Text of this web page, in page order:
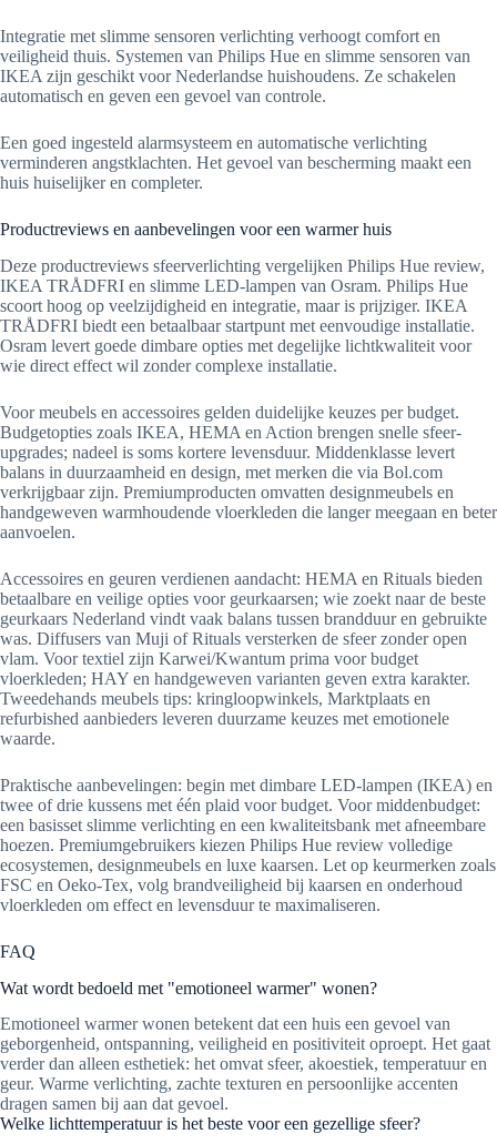
Integratie met slimme sensoren verlichting verhoogt comfort en
veiligheid thuis. Systemen van Philips Hue en slimme sensoren van
IKEA zijn geschikt voor Nederlandse huishoudens. Ze schakelen
automatisch en geven een gevoel van controle.
Een goed ingesteld alarmsysteem en automatische verlichting
verminderen angstklachten. Het gevoel van bescherming maakt een
huis huiselijker en completer.
Productreviews en aanbevelingen voor een warmer huis
Deze productreviews sfeerverlichting vergelijken Philips Hue review,
IKEA TRÅDFRI en slimme LED-lampen van Osram. Philips Hue
scoort hoog op veelzijdigheid en integratie, maar is prijziger. IKEA
TRÅDFRI biedt een betaalbaar startpunt met eenvoudige installatie.
Osram levert goede dimbare opties met degelijke lichtkwaliteit voor
wie direct effect wil zonder complexe installatie.
Voor meubels en accessoires gelden duidelijke keuzes per budget.
Budgetopties zoals IKEA, HEMA en Action brengen snelle sfeer-
upgrades; nadeel is soms kortere levensduur. Middenklasse levert
balans in duurzaamheid en design, met merken die via Bol.com
verkrijgbaar zijn. Premiumproducten omvatten designmeubels en
handgeweven warmhoudende vloerkleden die langer meegaan en beter
aanvoelen.
Accessoires en geuren verdienen aandacht: HEMA en Rituals bieden
betaalbare en veilige opties voor geurkaarsen; wie zoekt naar de beste
geurkaars Nederland vindt vaak balans tussen brandduur en gebruikte
was. Diffusers van Muji of Rituals versterken de sfeer zonder open
vlam. Voor textiel zijn Karwei/Kwantum prima voor budget
vloerkleden; HAY en handgeweven varianten geven extra karakter.
Tweedehands meubels tips: kringloopwinkels, Marktplaats en
refurbished aanbieders leveren duurzame keuzes met emotionele
waarde.
Praktische aanbevelingen: begin met dimbare LED-lampen (IKEA) en
twee of drie kussens met één plaid voor budget. Voor middenbudget:
een basisset slimme verlichting en een kwaliteitsbank met afneembare
hoezen. Premiumgebruikers kiezen Philips Hue review volledige
ecosystemen, designmeubels en luxe kaarsen. Let op keurmerken zoals
FSC en Oeko-Tex, volg brandveiligheid bij kaarsen en onderhoud
vloerkleden om effect en levensduur te maximaliseren.
FAQ
Wat wordt bedoeld met "emotioneel warmer" wonen?
Emotioneel warmer wonen betekent dat een huis een gevoel van
geborgenheid, ontspanning, veiligheid en positiviteit oproept. Het gaat
verder dan alleen esthetiek: het omvat sfeer, akoestiek, temperatuur en
geur. Warme verlichting, zachte texturen en persoonlijke accenten
dragen samen bij aan dat gevoel.
Welke lichttemperatuur is het beste voor een gezellige sfeer?